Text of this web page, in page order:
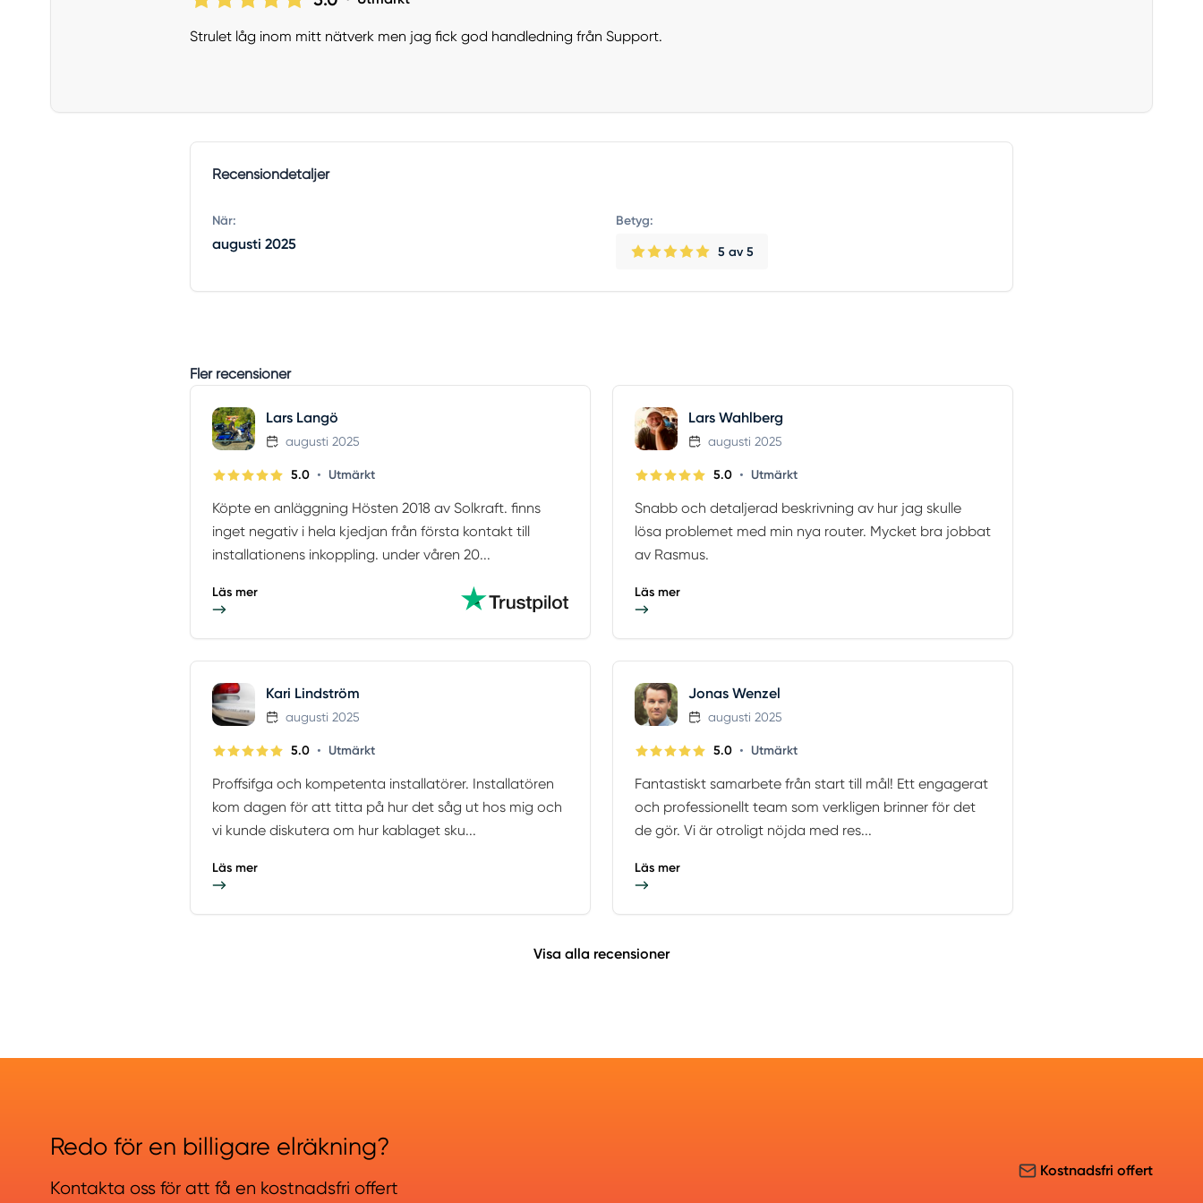
Strulet låg inom mitt nätverk men jag fick god handledning från Support.
Recensiondetaljer
När:
augusti 2025
Betyg:
5 av 5
Fler recensioner
Lars Langö
augusti 2025
5.0 • Utmärkt
Köpte en anläggning Hösten 2018 av Solkraft. finns
inget negativ i hela kjedjan från första kontakt till
installationens inkoppling. under våren 20...
Läs mer
Lars Wahlberg
augusti 2025
5.0 • Utmärkt
Snabb och detaljerad beskrivning av hur jag skulle
lösa problemet med min nya router. Mycket bra jobbat
av Rasmus.
Läs mer
Kari Lindström
augusti 2025
5.0 • Utmärkt
Proffsifga och kompetenta installatörer. Installatören
kom dagen för att titta på hur det såg ut hos mig och
vi kunde diskutera om hur kablaget sku...
Läs mer
Jonas Wenzel
augusti 2025
5.0 • Utmärkt
Fantastiskt samarbete från start till mål! Ett engagerat
och professionellt team som verkligen brinner för det
de gör. Vi är otroligt nöjda med res...
Läs mer
Visa alla recensioner
Redo för en billigare elräkning?
Kontakta oss för att få en kostnadsfri offert
Kostnadsfri offert